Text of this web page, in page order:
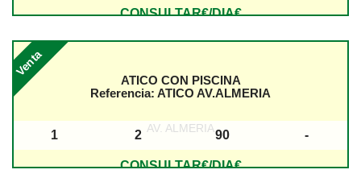
CONSULTAR€/DIA€
Dormitorios Superficie
ATICO CON PISCINA
Referencia: ATICO AV.ALMERIA
AV. ALMERIA
Venta
CONSULTAR€/DIA€
1 2
Dormitorios
90
Superficie
-